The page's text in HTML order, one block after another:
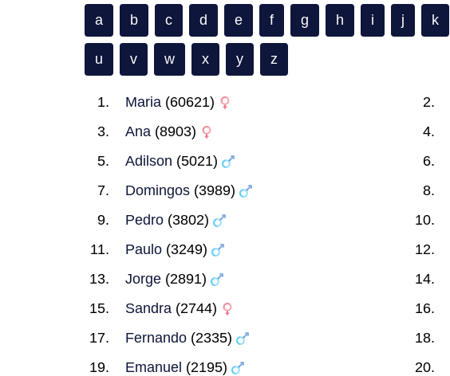
a b c d e f g h i j k
u v w x y z
Maria (60621)
Ana (8903)
Adilson (5021)
Domingos (3989)
Pedro (3802)
Paulo (3249)
Jorge (2891)
Sandra (2744)
Fernando (2335)
Emanuel (2195)